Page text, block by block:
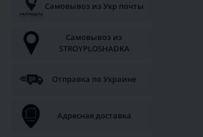
Самовывоз из Укр почты
Самовывоз из
STROYPLOSHADKA
Отправка по Украине
Адресная доставка